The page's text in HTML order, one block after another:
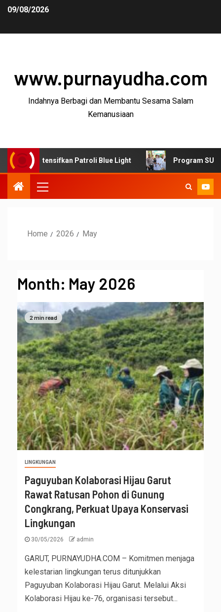
09/08/2026
www.purnayudha.com
Indahnya Berbagi dan Membantu Sesama Salam
Kemanusiaan
Patroli Blue Light Program SUJUD Polres
Home 2026 May
Month: May 2026
2 min read
LINGKUNGAN
Paguyuban Kolaborasi Hijau Garut
Rawat Ratusan Pohon di Gunung
Congkrang, Perkuat Upaya Konservasi
Lingkungan
30/05/2026 admin
GARUT, PURNAYUDHA.COM – Komitmen menjaga
kelestarian lingkungan terus ditunjukkan
Paguyuban Kolaborasi Hijau Garut. Melalui Aksi
Kolaborasi Hijau ke-76, organisasi tersebut...